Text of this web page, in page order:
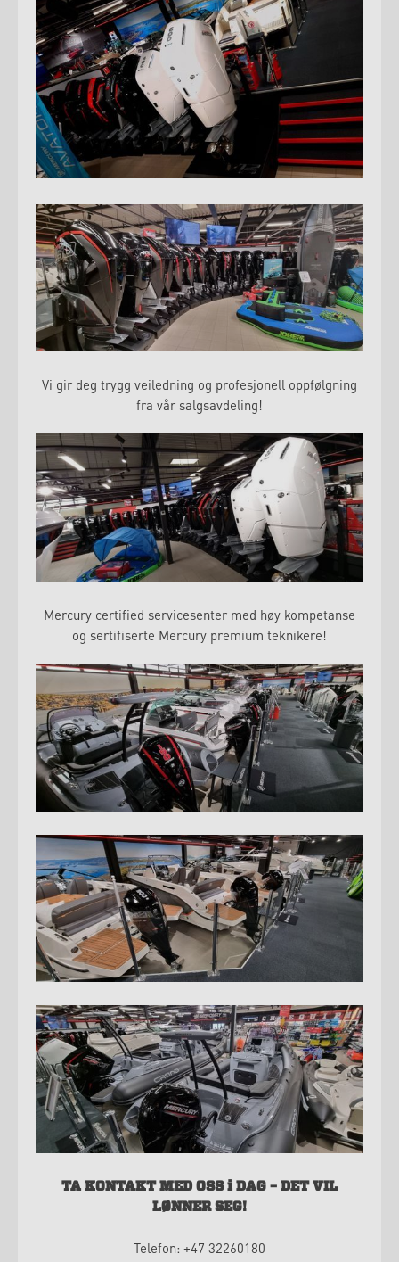
Vi gir deg trygg veiledning og profesjonell oppfølgning
fra vår salgsavdeling!
Mercury certified servicesenter med høy kompetanse
og sertifiserte Mercury premium teknikere!
TA KONTAKT MED OSS i DAG – DET VIL
LØNNER SEG!
Telefon: +47 32260180